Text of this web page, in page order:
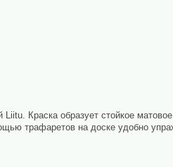
Краска образует стойкое матовое
трафаретов на доске удобно